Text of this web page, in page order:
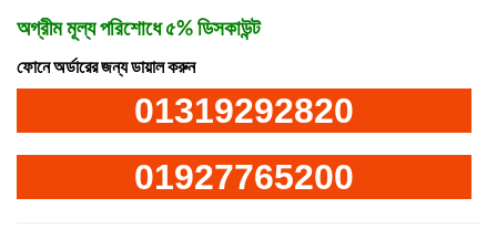
অগ্রীম মূল্য পরিশোধে ৫% ডিসকাউন্ট
ফোনে অর্ডারের জন্য ডায়াল করুন
01319292820
01927765200